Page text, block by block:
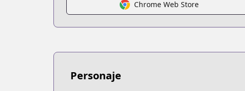
Chrome Web Store
Personaje